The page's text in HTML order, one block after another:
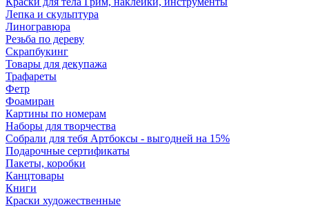
Лепка и скульптура
Линогравюра
Резьба по дереву
Скрапбукинг
Товары для декупажа
Трафареты
Фетр
Фоамиран
Картины по номерам
Наборы для творчества
Собрали для тебя Артбоксы - выгодней на 15%
Подарочные сертификаты
Пакеты, коробки
Канцтовары
Книги
Краски художественные